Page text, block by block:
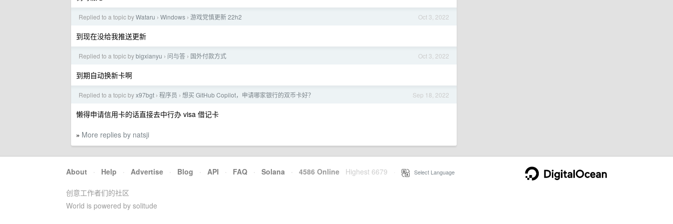
Oct 3, 2022
Replied to a topic byWataru › Windows › 游戏党慎更新 22h2
到现在没给我推送更新
Oct 3, 2022
Replied to a topic bybigxianyu › 问与答 › 国外付款方式
到期自动换新卡啊
Sep 18, 2022
Replied to a topic byx97bgt › 程序员 › 想买 GitHub Copilot，申请哪家银行的双币卡好？
懒得申请信用卡的话直接去中行办 visa 借记卡
» More replies by natsji
About · Help · Advertise · Blog · API · FAQ · Solana · 4586 Online Highest 6679 Select Language
创意工作者们的社区
World is powered by solitude